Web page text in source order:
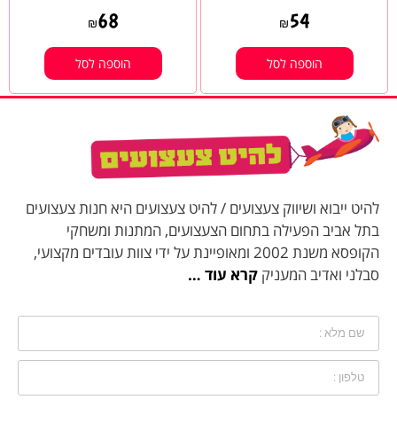
₪ 54
הוספה לסל
₪68
הוספה לסל
להיט ייבוא ושיווק צעצועים / להיט צעצועים היא חנות צעצועים
בתל אביב הפעילה בתחום הצעצועים, המתנות ומשחקי
הקופסא משנת 2002 ומאופיינת על ידי צוות עובדים מקצועי,
סבלני ואדיב המעניק קרא עוד …